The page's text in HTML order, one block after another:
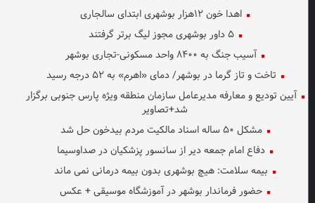
اهدا خون ۱۲هزار بوشهری ابتدای سالجاری
۵ داور بوشهری مجوز لیگ برتر گرفتند
آسیب جنگ به ۸۴۰۰ واحد مسکونی-تجاری بوشهر
تاخت و تاز گرما در بوشهر/ دمای «اهرم» به ۵۲ درجه رسید
آیین تودیع و معارفه مدیرعامل سازمان منطقه ویژه پارس جنوبی برگزار
شد+تصاویر
مشکل ۵۰ ساله اسناد مالکیت مردم بیدخون حل شد
دفاع امام جمعه دیر از سانسور پزشکیان در صداوسیما
بیمه سلامت: هیچ بوشهری بدون بیمه درمانی نمی ماند
حضور فرماندار بوشهر در آموزشگاه موسیقی + عکس